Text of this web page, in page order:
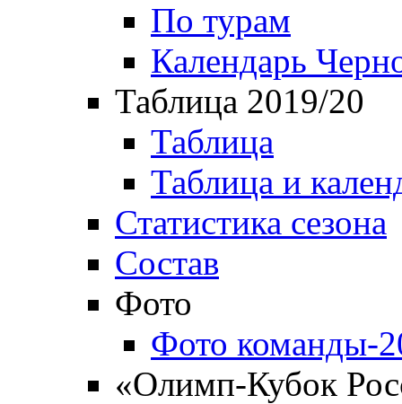
По турам
Календарь
Таблица 2019/20
Таблица
Таблица и
Статистика сезона
Состав
Фото
Фото команды-
«Олимп-Кубок